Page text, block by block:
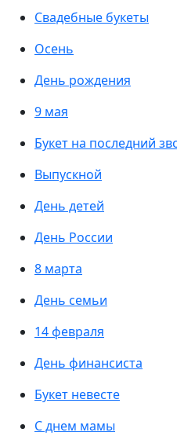
Свадебные букеты
Осень
День рождения
9 мая
Букет на последний
Выпускной
День детей
День России
8 марта
День семьи
14 февраля
День финансиста
Букет невесте
С днем мамы